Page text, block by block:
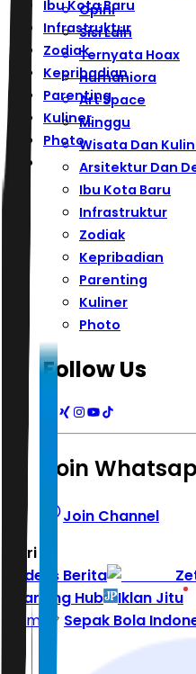
Ibu Kota Baru
Infrastruktur
Zodiak
Kepribadian
Parenting
Kuliner
Photo
Opini
Sisi Lain
Ternyata Hoax
Humaniora
Art Space
Minggu
Wisata Dan
Arsitektur Dan
Ibu Kota Baru
Infrastruktur
Zodiak
Kepribadian
Parenting
Kuliner
Photo
Follow Us
Join
Join Channel
Hari ini
Indeks Berita
Learning Hub
Iklan Jitu
Home
Sepak Bola